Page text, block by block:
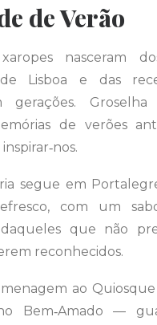
de Verão
nasceram
de Lisboa e das
gerações.
de verões
segue em
com um
daqueles que não
reconhecidos.
ao Quiosque
Bem‑Amado —